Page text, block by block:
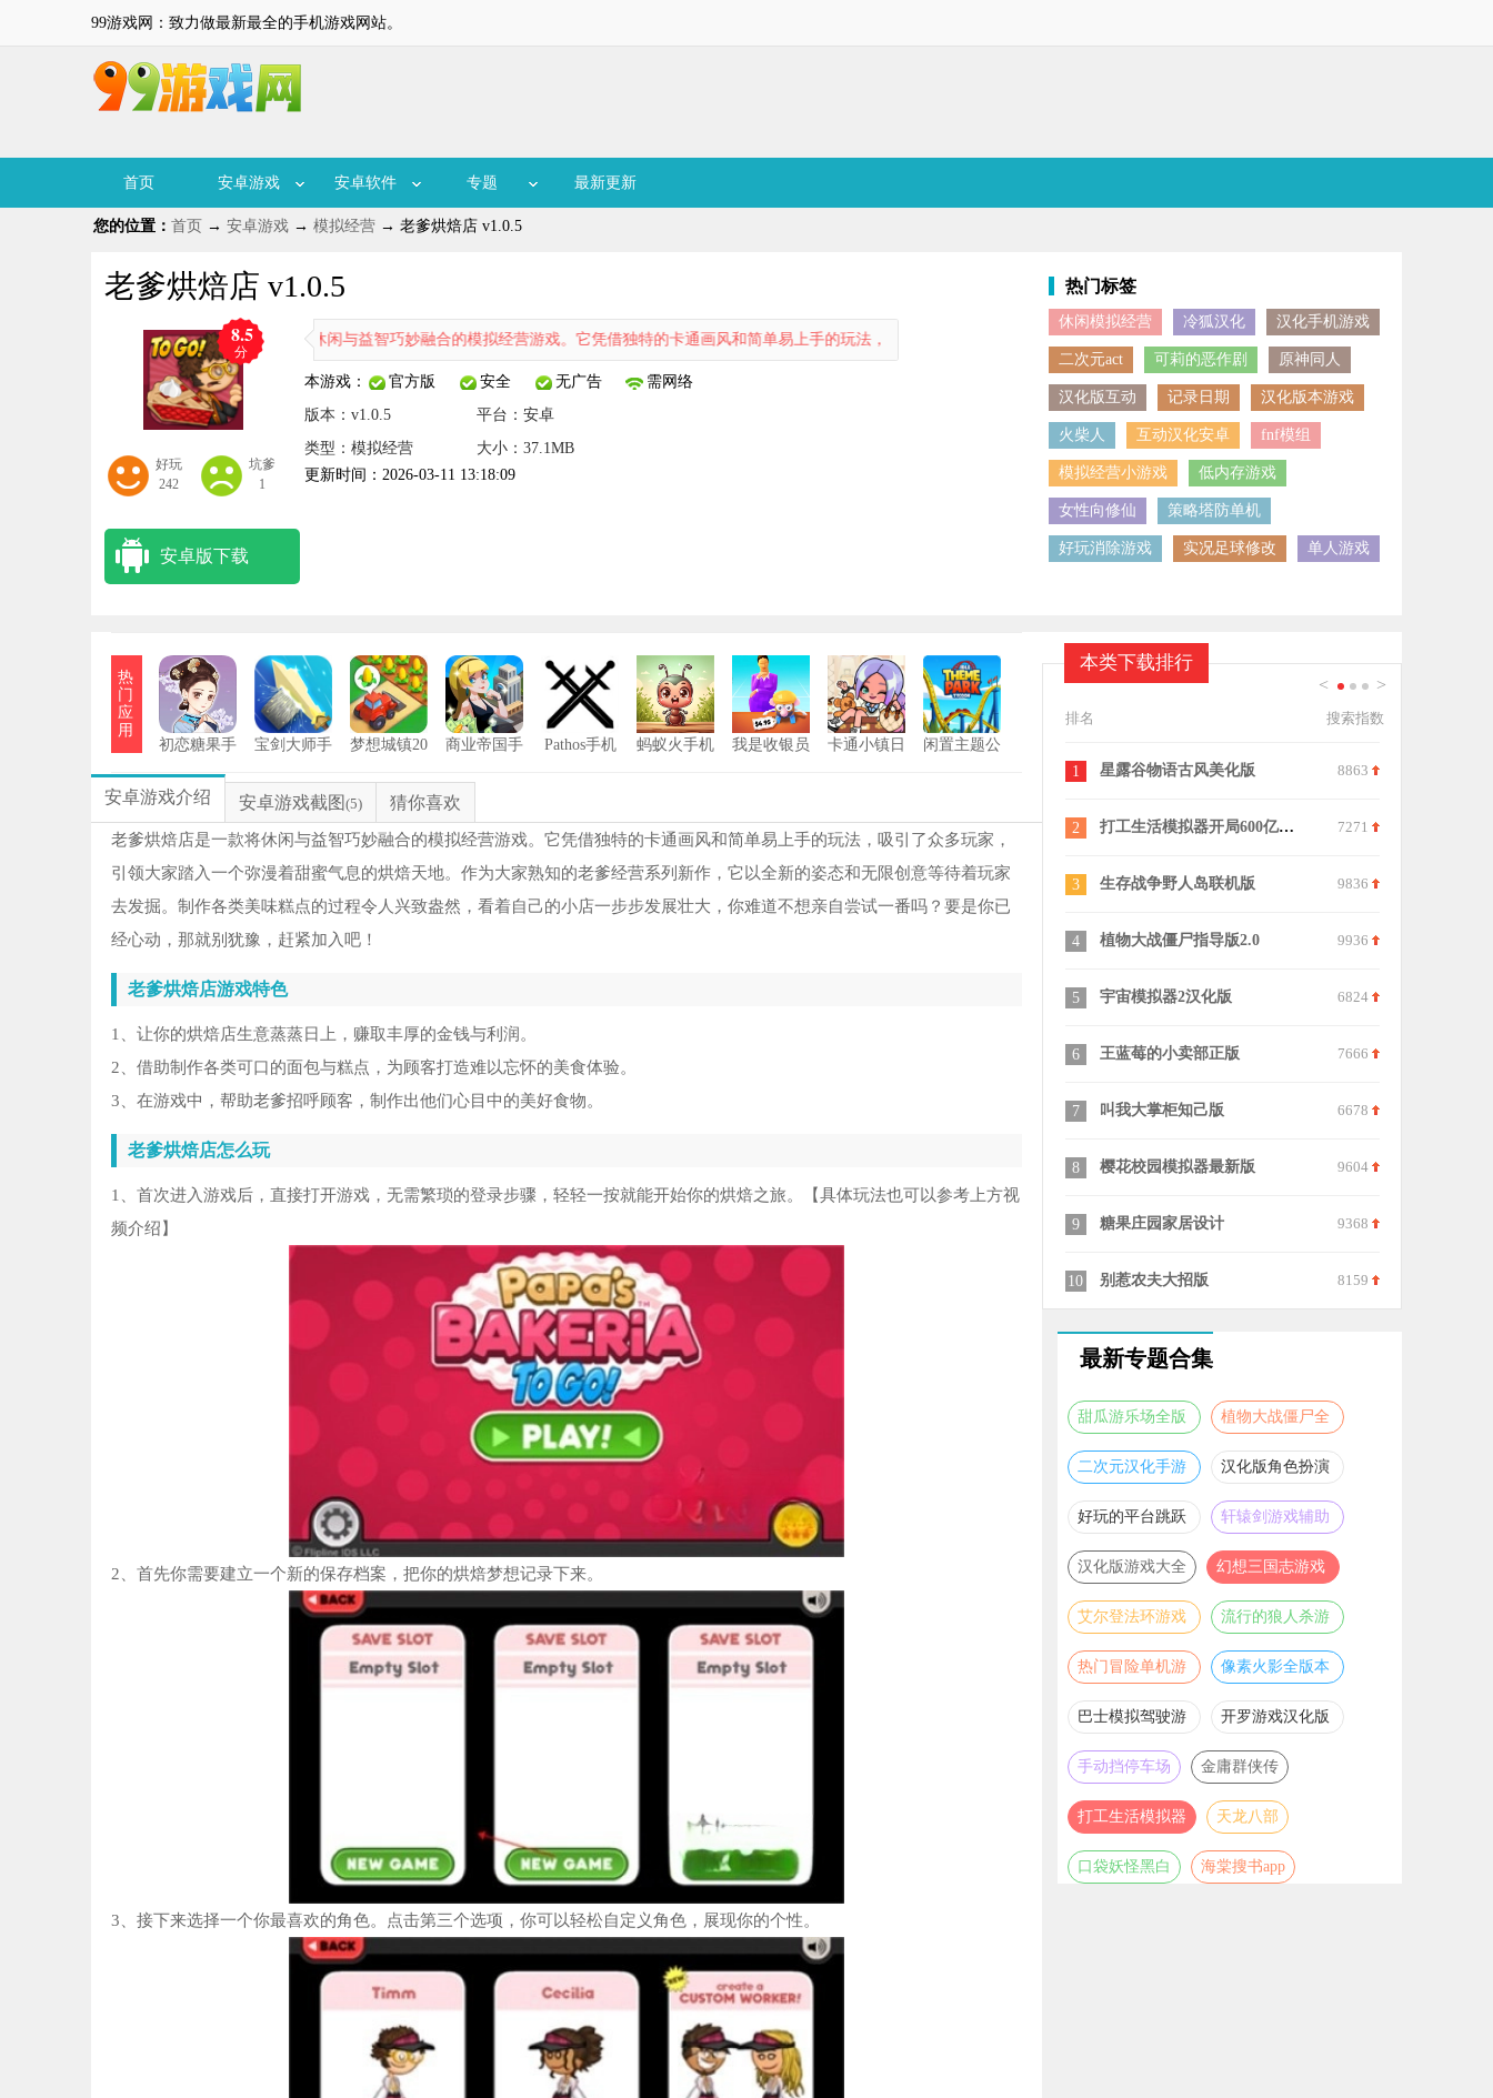
99游戏网：致力做最新最全的手机游戏网站。
首页 安卓游戏 安卓软件 专题 最新更新
您的位置： 首页 → 安卓游戏 → 模拟经营 → 老爹烘焙店 v1.0.5
老爹烘焙店 v1.0.5
8.5
分
好玩
242
坑爹
1
老爹烘焙店是一款将休闲与益智巧妙融合的模拟经营游戏。它凭借独特的卡通画风和简单易上手的玩法，吸引了众多玩家，引领大家踏入一个弥漫着甜蜜气息的烘焙天地。作为大家熟知的老爹经营系列新
本游戏： 官方版 安全 无广告
需网络
版本：v1.0.5
平台： 安卓
类型：模拟经营
大小：37.1MB
更新时间：2026-03-11 13:18:09
安卓版下载
热门标签
休闲模拟经营 冷狐汉化 汉化手机游戏
二次元act 可莉的恶作剧 原神同人
汉化版互动 记录日期 汉化版本游戏
火柴人 互动汉化安卓 fnf模组
模拟经营小游戏 低内存游戏
女性向修仙 策略塔防单机
好玩消除游戏 实况足球修改 单人游戏
热
门
应
用
初恋糖果手
宝剑大师手
梦想城镇20
商业帝国手
Pathos手机
蚂蚁火手机
我是收银员
卡通小镇日
闲置主题公
安卓游戏介绍 安卓游戏截图 (5) 猜你喜欢
老爹烘焙店是一款将休闲与益智巧妙融合的模拟经营游戏。它凭借独特的卡通画风和简单易上手的玩法，吸引了众多玩家，
引领大家踏入一个弥漫着甜蜜气息的烘焙天地。作为大家熟知的老爹经营系列新作，它以全新的姿态和无限创意等待着玩家
去发掘。制作各类美味糕点的过程令人兴致盎然，看着自己的小店一步步发展壮大，你难道不想亲自尝试一番吗？要是你已
经心动，那就别犹豫，赶紧加入吧！
老爹烘焙店游戏特色
1、让你的烘焙店生意蒸蒸日上，赚取丰厚的金钱与利润。
2、借助制作各类可口的面包与糕点，为顾客打造难以忘怀的美食体验。
3、在游戏中，帮助老爹招呼顾客，制作出他们心目中的美好食物。
老爹烘焙店怎么玩
1、首次进入游戏后，直接打开游戏，无需繁琐的登录步骤，轻轻一按就能开始你的烘焙之旅。【具体玩法也可以参考上方视
频介绍】
2、首先你需要建立一个新的保存档案，把你的烘焙梦想记录下来。
3、接下来选择一个你最喜欢的角色。点击第三个选项，你可以轻松自定义角色，展现你的个性。
本类下载排行
< >
排名 搜索指数
2 打工生活模拟器开局600亿免广告版 7271
3 生存战争野人岛联机版
别惹农夫大招版
11 道馆训练家 6523
12 飞机大厨正版 6092
13 酒店大师 7630
14 老爹烘焙店 8832
15 美食加工坊 8498
16 开罗拉面店全国篇debug版 6013
17 咸鱼之王国际服 7126
18 老爹的塔可店中文版 7160
19 奇门 8132
20 开罗探险异星飞行队中文版 7289
最新专题合集
甜瓜游乐场全版
本合集
植物大战僵尸全
版本合集
二次元汉化手游
推荐
汉化版角色扮演
游戏大全
好玩的平台跳跃
游戏合集
轩辕剑游戏辅助
合集
汉化版游戏大全
幻想三国志游戏
辅助合集
艾尔登法环游戏
辅助合集
流行的狼人杀游
戏合集
热门冒险单机游
戏合集
像素火影全版本
合集
巴士模拟驾驶游
戏合集
开罗游戏汉化版
大全
手动挡停车场
金庸群侠传
打工生活模拟器 天龙八部
口袋妖怪黑白 海棠搜书app